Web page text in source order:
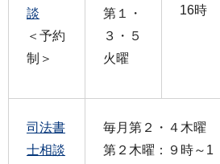
談
＜予約
制＞
第１・
３・５
火曜
16時
司法書
士相談
毎月第２・４木曜
第２木曜：９時～1